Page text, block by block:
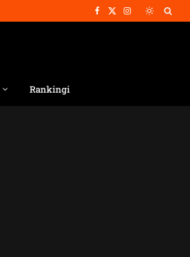
Facebook
X
Instagram
Rankingi